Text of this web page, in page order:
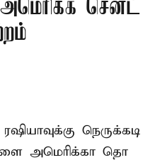
செனட்
நெருக்கடி
அமெரிக்கா தொ